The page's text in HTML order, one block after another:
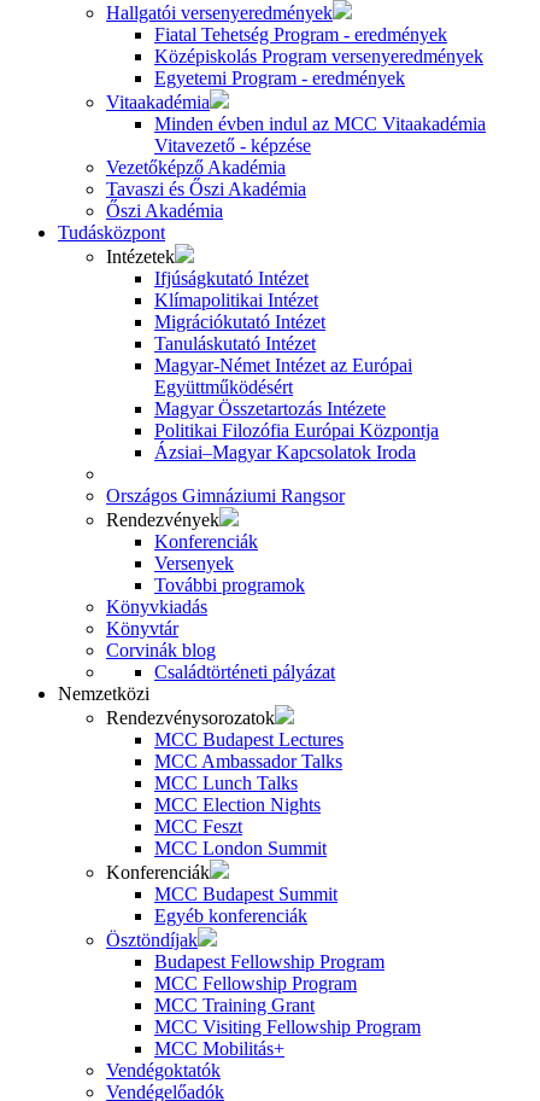
Hallgatói versenyeredmények
Fiatal Tehetség Program - eredmények
Középiskolás Program versenyeredmények
Egyetemi Program - eredmények
Vitaakadémia
Minden évben indul az MCC Vitaakadémia
Vitavezető - képzése
Vezetőképző Akadémia
Tavaszi és Őszi Akadémia
Őszi Akadémia
Tudásközpont
Intézetek
Ifjúságkutató Intézet
Klímapolitikai Intézet
Migrációkutató Intézet
Tanuláskutató Intézet
Magyar-Német Intézet az Európai
Együttműködésért
Magyar Összetartozás Intézete
Politikai Filozófia Európai Központja
Ázsiai–Magyar Kapcsolatok Iroda
Országos Gimnáziumi Rangsor
Rendezvények
Konferenciák
Versenyek
További programok
Könyvkiadás
Könyvtár
Corvinák blog
Családtörténeti pályázat
Nemzetközi
Rendezvénysorozatok
MCC Budapest Lectures
MCC Ambassador Talks
MCC Lunch Talks
MCC Election Nights
MCC Feszt
MCC London Summit
Konferenciák
MCC Budapest Summit
Egyéb konferenciák
Ösztöndíjak
Budapest Fellowship Program
MCC Fellowship Program
MCC Training Grant
MCC Visiting Fellowship Program
MCC Mobilitás+
Vendégoktatók
Vendégelőadók